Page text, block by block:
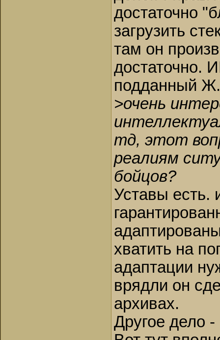
достаточно
загрузить
там он
достаточно.
подданный Ж.
>очень
тд, этот
реалиям
бойцов?
Уставы есть.
хватить на
адаптации
врядли он
архивах.
Другое дело -